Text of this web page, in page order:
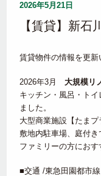
2026年5月21日
【賃貸】新石
賃貸物件の情報を更新
2026年3月大規模リ
キッチン・風呂・ト
ました。
大型商業施設【たま
敷地内駐車場、庭付き
ファミリーの方にお
■交通 /東急田園都市